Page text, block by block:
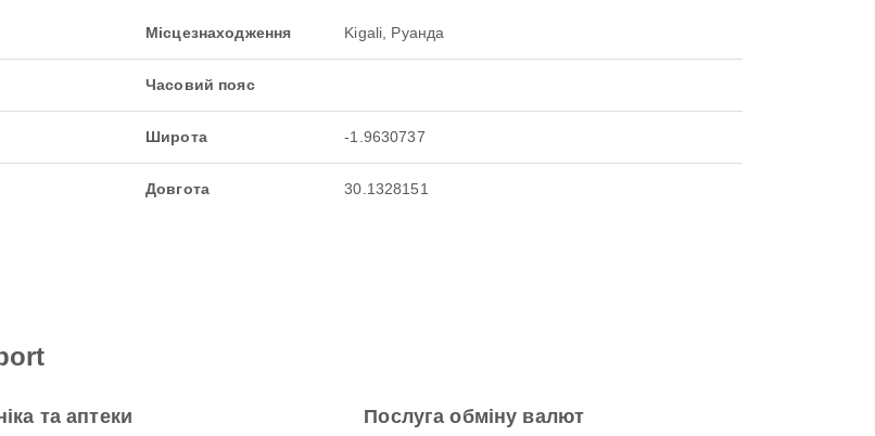
Місцезнаходження Kigali, Руанда
Часовий пояс
Широта -1.9630737
Довгота 30.1328151
та аптеки Послуга обміну валют